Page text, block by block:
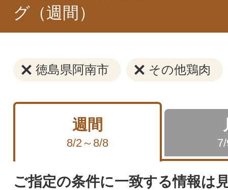
グ（週間）
徳島県阿南市 その他鶏肉
週間
8/2～8/8
ご指定の条件に一致する情報は